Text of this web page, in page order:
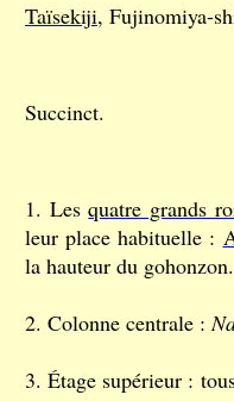
Taïsekiji, Fujinomiya-
Succinct.
1. Lesquatre grands
leur place habituelle :
la hauteur du gohonzon.
2. Colonne centrale :
3. Étage supérieur :